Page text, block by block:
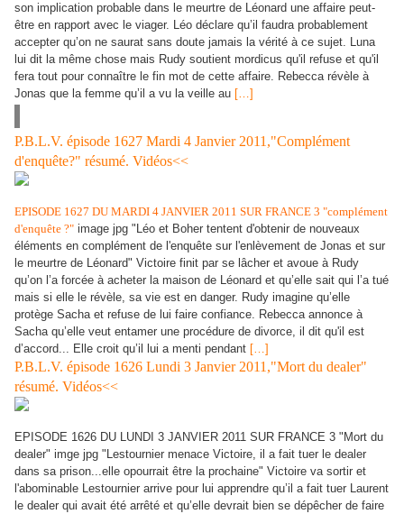
son implication probable dans le meurtre de Léonard une affaire peut-
être en rapport avec le viager. Léo déclare qu’il faudra probablement
accepter qu’on ne saurat sans doute jamais la vérité à ce sujet. Luna
lui dit la même chose mais Rudy soutient mordicus qu'il refuse et qu'il
fera tout pour connaître le fin mot de cette affaire. Rebecca révèle à
Jonas que la femme qu’il a vu la veille au […]
P.B.L.V. épisode 1627 Mardi 4 Janvier 2011,"Complément
d'enquête?" résumé. Vidéos<<
EPISODE 1627 DU MARDI 4 JANVIER 2011 SUR FRANCE 3 "complément
d'enquête ?" image jpg "Léo et Boher tentent d'obtenir de nouveaux
éléments en complément de l'enquête sur l'enlèvement de Jonas et sur
le meurtre de Léonard" Victoire finit par se lâcher et avoue à Rudy
qu’on l’a forcée à acheter la maison de Léonard et qu’elle sait qui l’a tué
mais si elle le révèle, sa vie est en danger. Rudy imagine qu’elle
protège Sacha et refuse de lui faire confiance. Rebecca annonce à
Sacha qu’elle veut entamer une procédure de divorce, il dit qu'il est
d’accord... Elle croit qu’il lui a menti pendant […]
P.B.L.V. épisode 1626 Lundi 3 Janvier 2011,"Mort du dealer"
résumé. Vidéos<<
EPISODE 1626 DU LUNDI 3 JANVIER 2011 SUR FRANCE 3 "Mort du
dealer" imge jpg "Lestournier menace Victoire, il a fait tuer le dealer
dans sa prison...elle opourrait être la prochaine" Victoire va sortir et
l'abominable Lestournier arrive pour lui apprendre qu’il a fait tuer Laurent
le dealer qui avait été arrêté et qu’elle devrait bien se dépêcher de faire